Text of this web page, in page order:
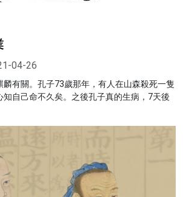
04-26
麟有關。孔子73歲那年，有人在山森殺死一隻
知自己命不久矣。之後孔子真的生病，7天後